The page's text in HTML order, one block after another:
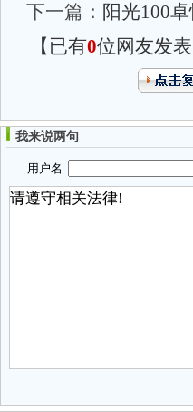
下一篇： 阳光100
【已有0位网友发
我来说两句
用户名